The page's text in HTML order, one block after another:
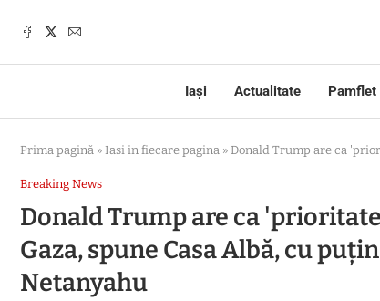
Iași Actualitate Pamflet
Prima pagină » Iasi in fiecare pagina » Donald Trump are ca
Breaking News
Donald Trump are ca
Gaza, spune Casa Albă, cu
Netanyahu